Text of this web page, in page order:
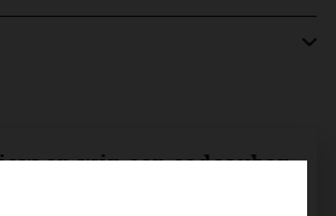
en win een cadeaubon